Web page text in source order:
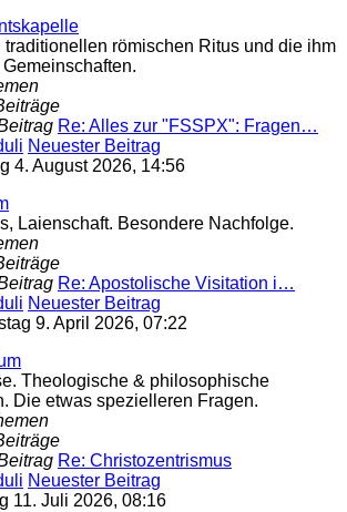
traditionellen römischen Ritus und die ihm
Re: Alles zur "FSSPX": Fragen…
Neuester Beitrag
4. August 2026, 14:56
Laienschaft. Besondere Nachfolge.
Re: Apostolische Visitation i…
Neuester Beitrag
9. April 2026, 07:22
Theologische & philosophische
Die etwas spezielleren Fragen.
Re: Christozentrismus
Neuester Beitrag
11. Juli 2026, 08:16